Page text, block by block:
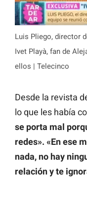
Luis Pliego, director
Ivet Playà, fan de
ellos | Telecinco
Desde la revista
lo que les había
se porta mal
redes». «En ese
nada, no hay
relación y te